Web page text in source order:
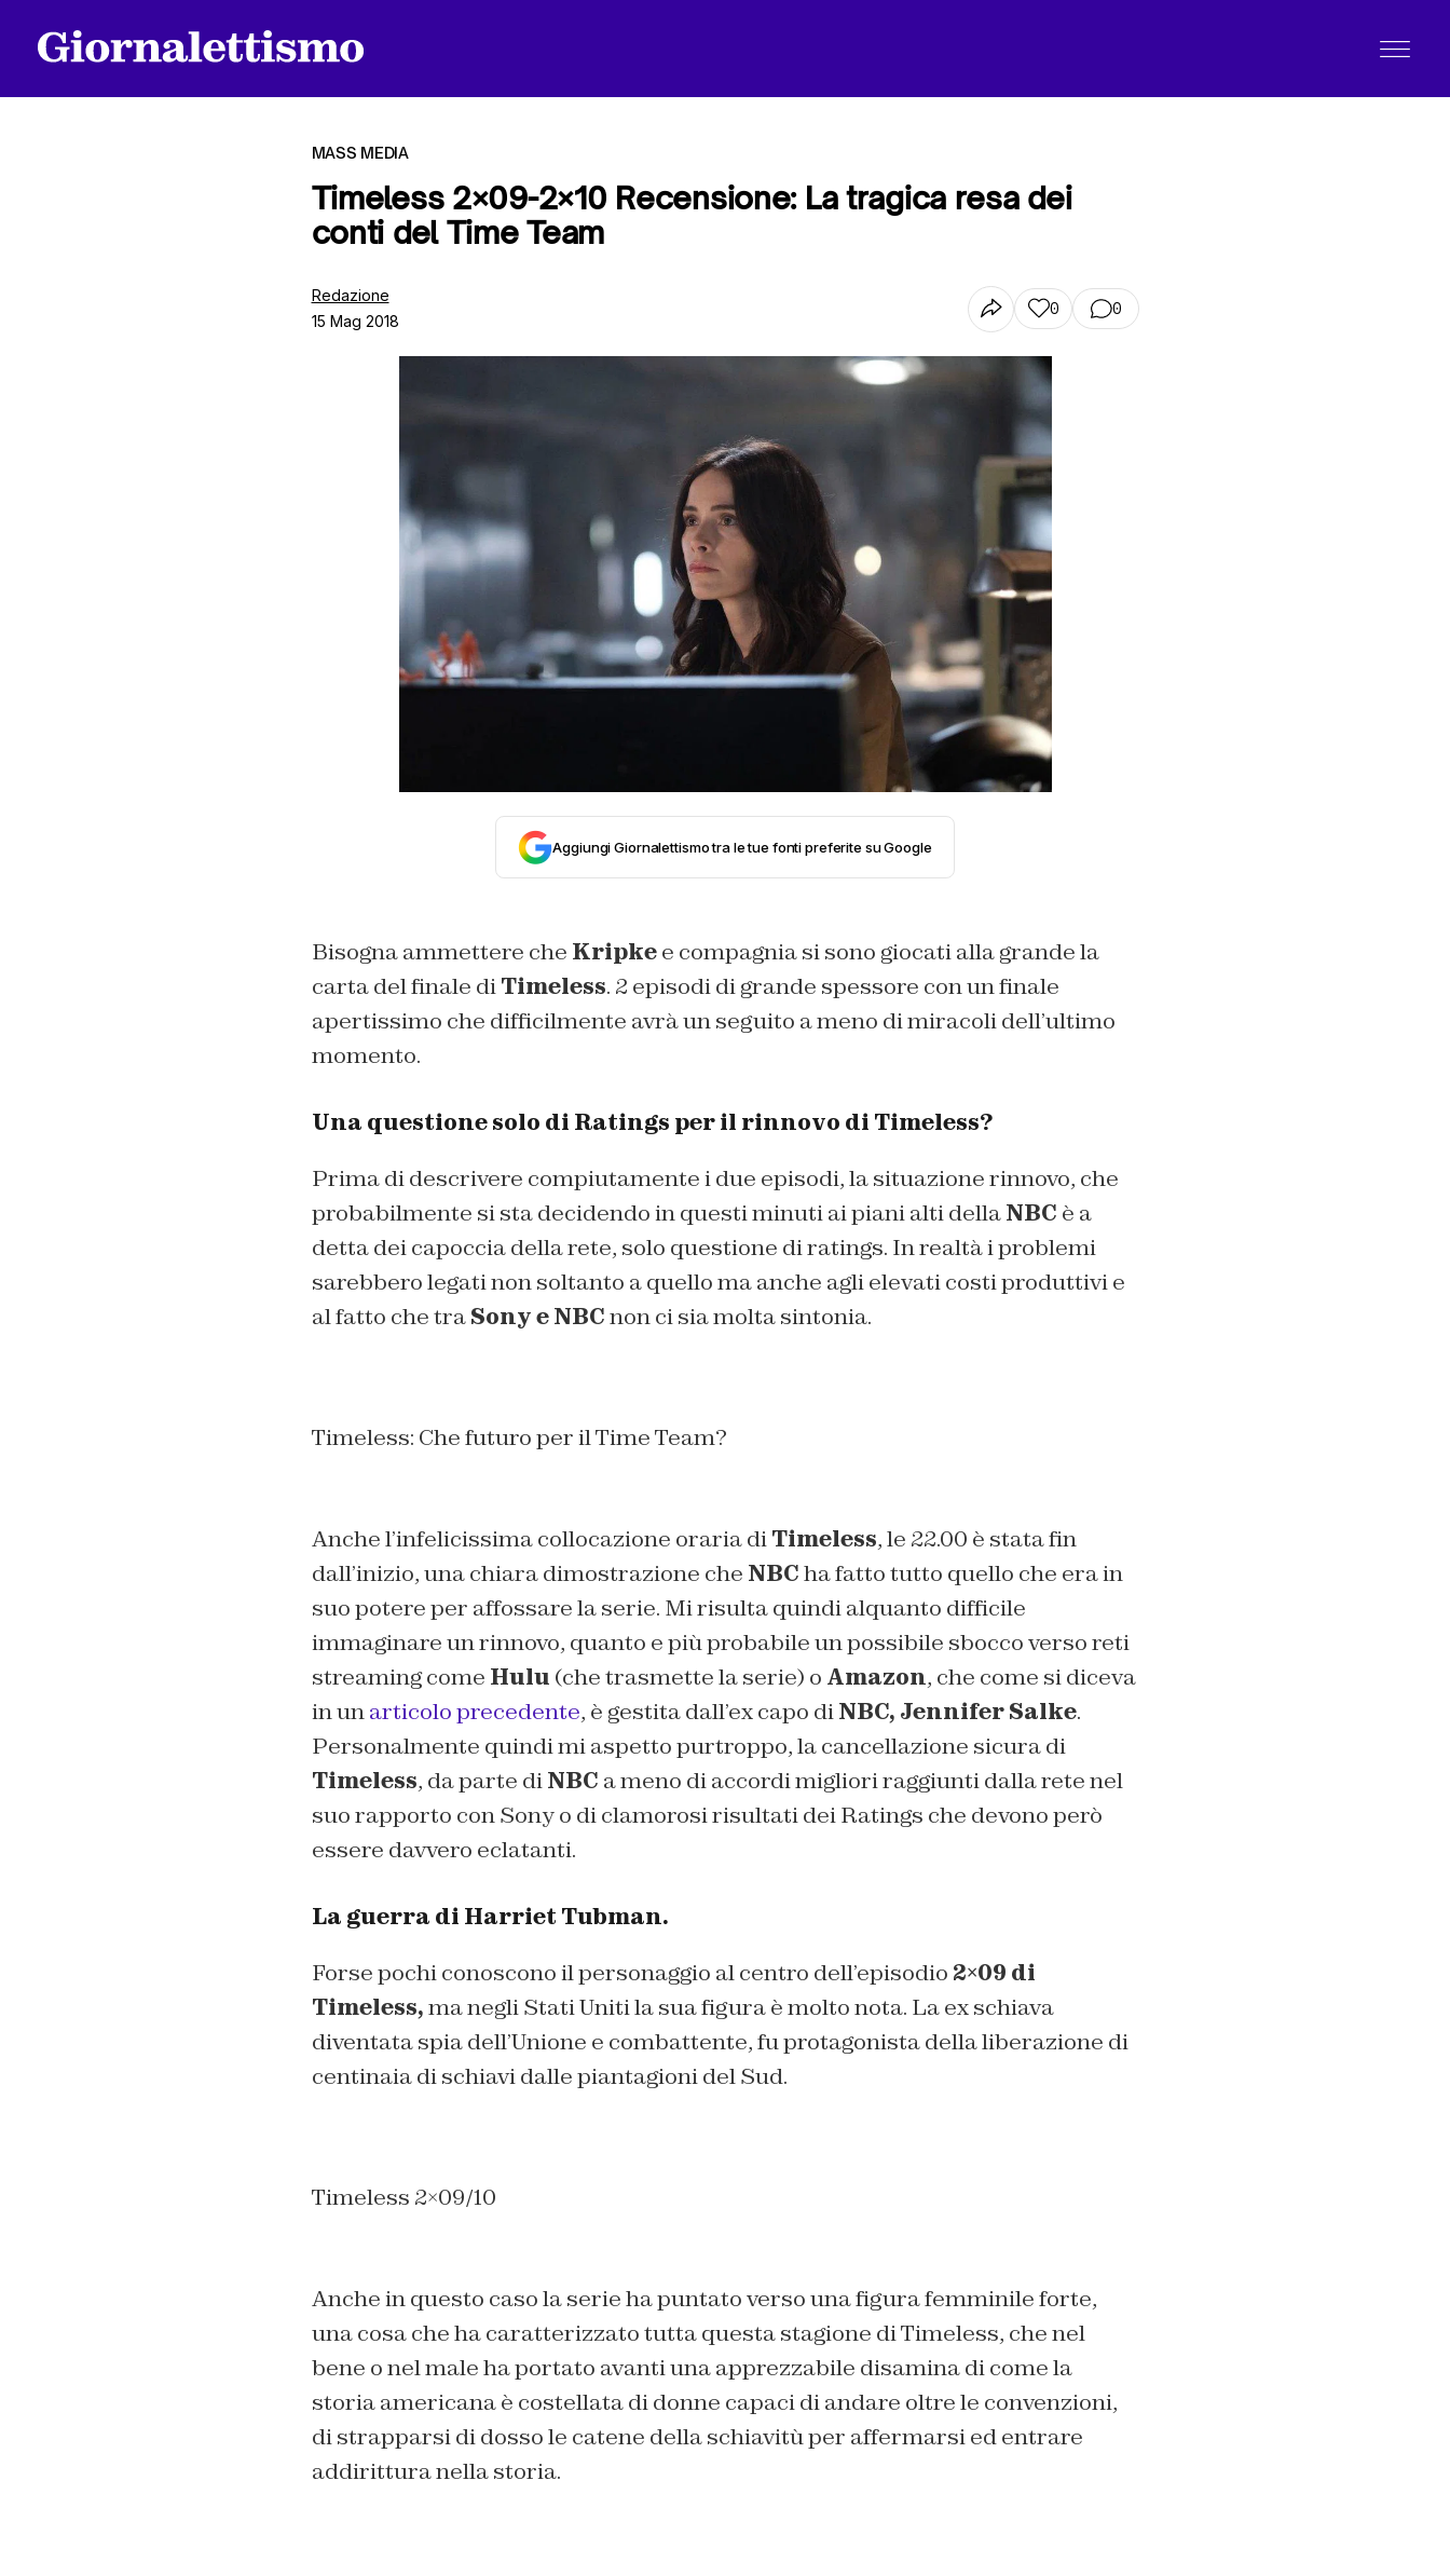
MASS MEDIA
Timeless 2×09-2×10 Recensione: La tragica resa dei
conti del Time Team
Redazione
15 Mag 2018
0 0
Aggiungi Giornalettismo tra le tue fonti preferite su Google
Bisogna ammettere che Kripkee compagnia si sono giocati alla grande la
carta del finale diTimeless. 2 episodi di grande spessore con un finale
apertissimo che difficilmente avrà un seguito a meno di miracoli dell’ultimo
momento.
Una questione solo di Ratings per il rinnovo di Timeless?
Prima di descrivere compiutamente i due episodi, la situazione rinnovo, che
probabilmente si sta decidendo in questi minuti ai piani alti dellaNBC è a
detta dei capoccia della rete, solo questione di ratings. In realtà i problemi
sarebbero legati non soltanto a quello ma anche agli elevati costi produttivi e
al fatto che traSony e NBCnon ci sia molta sintonia.
Timeless: Che futuro per il Time Team?
Anche l’infelicissima collocazione oraria diTimeless, le 22.00 è stata fin
dall’inizio, una chiara dimostrazione che NBCha fatto tutto quello che era in
suo potere per affossare la serie. Mi risulta quindi alquanto difficile
immaginare un rinnovo, quanto e più probabile un possibile sbocco verso reti
streaming come Hulu (che trasmette la serie) o Amazon, che come si diceva
in unarticolo precedente, è gestita dall’ex capo diNBC, Jennifer Salke.
Personalmente quindi mi aspetto purtroppo, la cancellazione sicura di
Timeless, da parte diNBC a meno di accordi migliori raggiunti dalla rete nel
suo rapporto con Sony o di clamorosi risultati dei Ratings che devono però
essere davvero eclatanti.
La guerra di Harriet Tubman.
Forse pochi conoscono il personaggio al centro dell’episodio 2×09 di
Timeless,ma negli Stati Uniti la sua figura è molto nota. La ex schiava
diventata spia dell’Unione e combattente, fu protagonista della liberazione di
centinaia di schiavi dalle piantagioni del Sud.
Timeless 2×09/10
Anche in questo caso la serie ha puntato verso una figura femminile forte,
una cosa che ha caratterizzato tutta questa stagione di Timeless, che nel
bene o nel male ha portato avanti una apprezzabile disamina di come la
storia americana è costellata di donne capaci di andare oltre le convenzioni,
di strapparsi di dosso le catene della schiavitù per affermarsi ed entrare
addirittura nella storia.